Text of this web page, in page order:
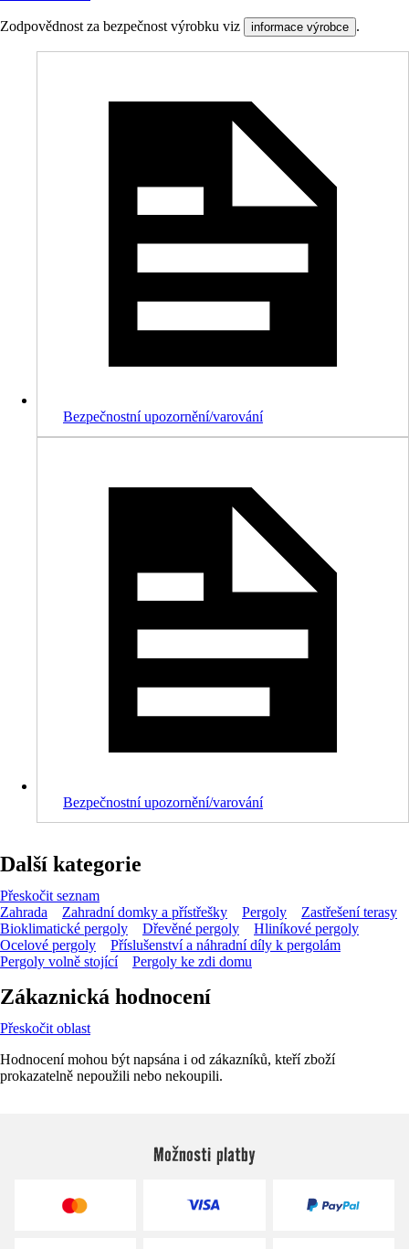
Zodpovědnost za bezpečnost výrobku viz informace výrobce .
Bezpečnostní upozornění/varování
Bezpečnostní upozornění/varování
Další kategorie
Přeskočit seznam
Zahrada
Zahradní domky a přístřešky Pergoly
Zastřešení terasy
Bioklimatické pergoly
Dřevěné pergoly
Hliníkové pergoly
Ocelové pergoly
Příslušenství a náhradní díly k pergolám
Pergoly volně stojící
Pergoly ke zdi domu
Zákaznická hodnocení
Přeskočit oblast
Hodnocení mohou být napsána i od zákazníků, kteří zboží
prokazatelně nepoužili nebo nekoupili.
Možnosti platby